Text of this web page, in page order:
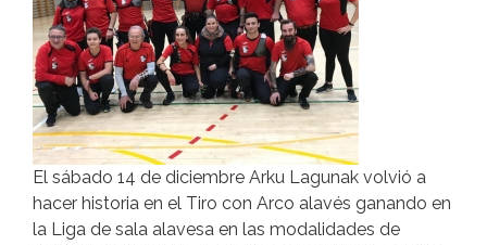
El sábado 14 de diciembre Arku Lagunak volvió a
hacer historia en el Tiro con Arco alavés ganando en
la Liga de sala alavesa en las modalidades de